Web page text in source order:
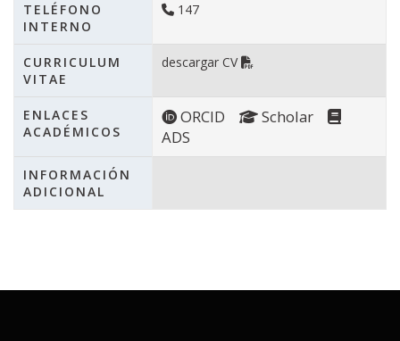
TELÉFONO
INTERNO
147
CURRICULUM
VITAE
descargar CV
ENLACES
ACADÉMICOS
ORCID
Scholar
ADS
INFORMACIÓN
ADICIONAL